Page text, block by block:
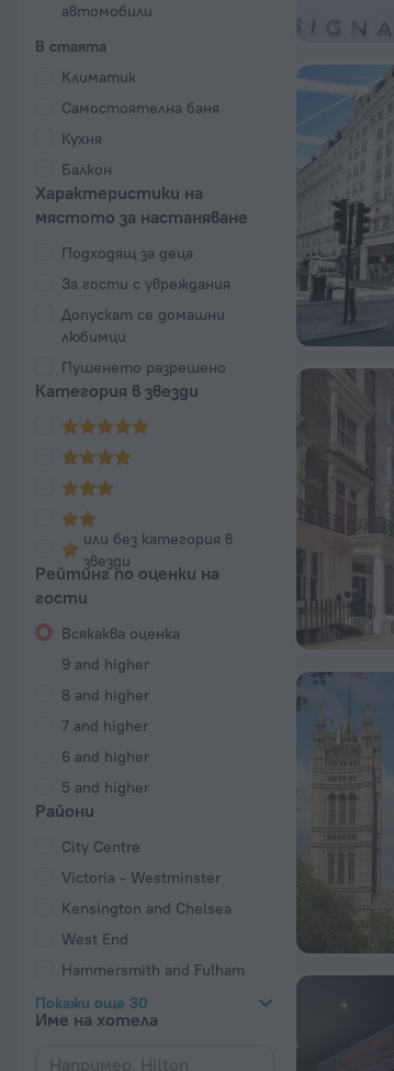
автомобили
В стаята
Климатик
Самостоятелна баня
Кухня
Балкон
Характеристики на
мястото за настаняване
Подходящ за деца
За гости с увреждания
Допускат се домашни
любимци
Пушенето разрешено
Категория в звезди
или без категория в
звезди
Рейтинг по оценки на
гости
Всякаква оценка
9 and higher
8 and higher
7 and higher
6 and higher
5 and higher
Райони
City Centre
Victoria - Westminster
Kensington and Chelsea
West End
Hammersmith and Fulham
Покажи още 30
Име на хотела